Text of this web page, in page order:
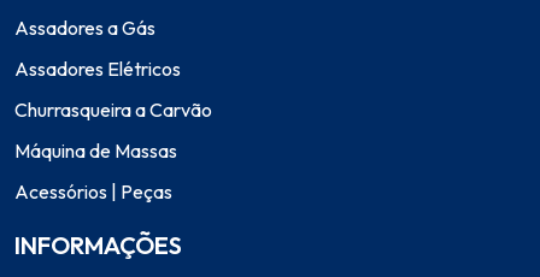
Assadores a Gás
Assadores Elétricos
Churrasqueira a Carvão
Máquina de Massas
Acessórios | Peças
INFORMAÇÕES